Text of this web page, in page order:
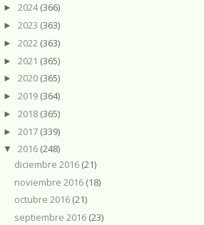
► 2024(366)
► 2023 (363)
► 2022 (363)
► 2021 (365)
► 2020 (365)
► 2019 (364)
► 2018 (365)
► 2017 (339)
▼ 2016 (248)
diciembre 2016 (21)
noviembre 2016 (18)
octubre 2016 (21)
septiembre 2016 (23)